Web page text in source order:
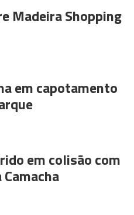
Madeira Shopping
em capotamento
em colisão com